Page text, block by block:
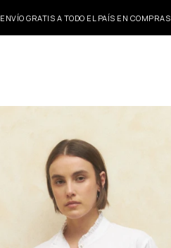
ENVÍO GRATIS A TODO EL PAÍS EN